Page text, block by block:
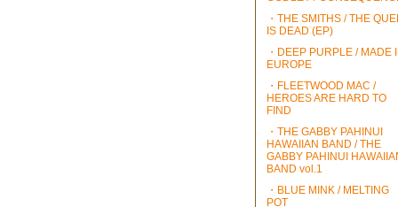
・THE SMITHS / THE
IS DEAD (EP)
・DEEP PURPLE / MADE
EUROPE
・FLEETWOOD MAC /
HEROES ARE HARD TO
FIND
・THE GABBY PAHINUI
HAWAIIAN BAND / THE
GABBY PAHINUI
BAND vol.1
・BLUE MINK / MELTING
POT